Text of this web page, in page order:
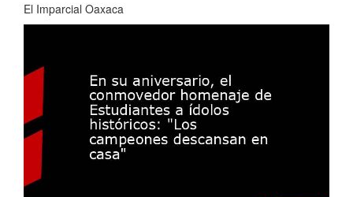
El Imparcial Oaxaca